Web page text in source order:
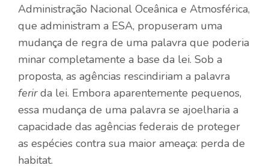
Administração Nacional Oceânica e Atmosférica,
que administram a ESA, propuseram uma
mudança de regra de uma palavra que poderia
minar completamente a base da lei. Sob a
proposta, as agências rescindiriam a palavra
ferirda lei. Embora aparentemente pequenos,
essa mudança de uma palavra se ajoelharia a
capacidade das agências federais de proteger
as espécies contra sua maior ameaça: perda de
habitat.